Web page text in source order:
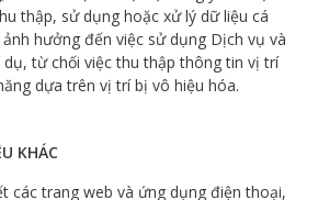
thập, sử dụng hoặc xử lý dữ liệu cá
hưởng đến việc sử dụng Dịch vụ và
dụ, từ chối việc thu thập thông tin vị trí
dựa trên vị trí bị vô hiệu hóa.
KHÁC
các trang web và ứng dụng điện thoại,